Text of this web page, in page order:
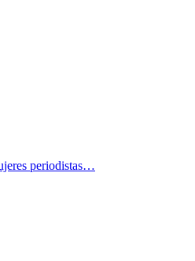
periodistas…